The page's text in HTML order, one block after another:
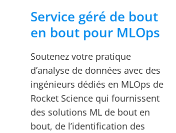
Service géré de bout
en bout pour MLOps
Soutenez votre pratique
d’analyse de données avec des
ingénieurs dédiés en MLOps de
Rocket Science qui fournissent
des solutions ML de bout en
bout, de l’identification des